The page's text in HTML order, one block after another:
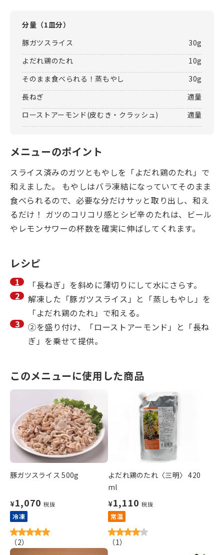
分量（1皿分）
豚ガツスライス
30g
よだれ鶏のたれ
10g
そのまま食べられる！蒸もやし
30g
長ねぎ
適量
ローストアーモンド(皮むき・クラッシュ)
適量
メニューのポイント
スライス済みのガツともやしを「よだれ鶏のたれ」で
和えました。 もやしはバラ凍結になっていてそのまま
食べられるので、必要な分だけサッと取り出し、和え
るだけ！ ガツのコリコリ感とシビ辛のたれは、ビール
やレモンサワーの杯数を確実に伸ばしてくれます。
レシピ
「長ねぎ」を斜めに薄切りにして水にさらす。
解凍した「豚ガツスライス」と「蒸しもやし」を
「よだれ鶏のたれ」で和える。
②を盛り付け、「ローストアーモンド」と「長ね
ぎ」を乗せて提供。
このメニューに使用した商品
豚ガツスライス 500g
¥1,070 税抜
冷凍
（2）
よだれ鶏のたれ〈三明〉 420
ml
¥1,110 税抜
常温
（1）